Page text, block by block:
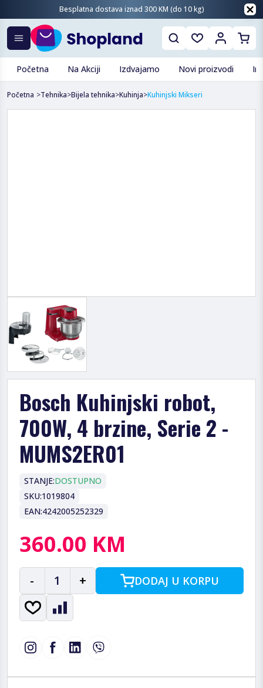
Besplatna dostava iznad 300 KM (do 10 kg)
Početna Na Akciji Izdvajamo Novi proizvodi
Početna >Tehnika>Bijela tehnika>Kuhinja>Kuhinjski Mikseri
Bosch Kuhinjski robot,
700W, 4 brzine, Serie 2 -
MUMS2ER01
STANJE:DOSTUPNO
SKU:1019804
EAN:4242005252329
360.00 KM
- 1 + DODAJ U KORPU